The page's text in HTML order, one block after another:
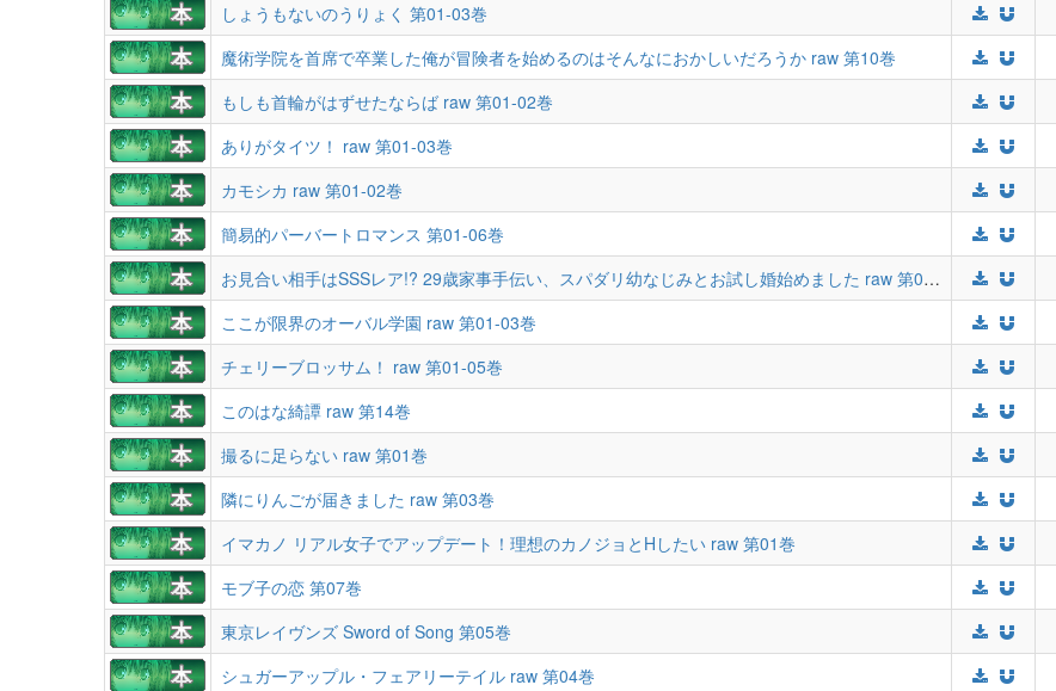
しょうもないのうりょく 第01-03巻
魔術学院を首席で卒業した俺が冒険者を始めるのはそんなにおかしいだろうか raw 第10巻
もしも首輪がはずせたならば raw 第01-02巻
ありがタイツ！ raw 第01-03巻
カモシカ raw 第01-02巻
簡易的パーバートロマンス 第01-06巻
お見合い相手はSSSレア!? 29歳家事手伝い、スパダリ幼なじみとお試し婚始めました raw 第03巻
ここが限界のオーバル学園 raw 第01-03巻
チェリーブロッサム！ raw 第01-05巻
このはな綺譚 raw 第14巻
撮るに足らない raw 第01巻
隣にりんごが届きました raw 第03巻
イマカノ リアル女子でアップデート！理想のカノジョとHしたい raw 第01巻
モブ子の恋 第07巻
東京レイヴンズ Sword of Song 第05巻
シュガーアップル・フェアリーテイル raw 第04巻